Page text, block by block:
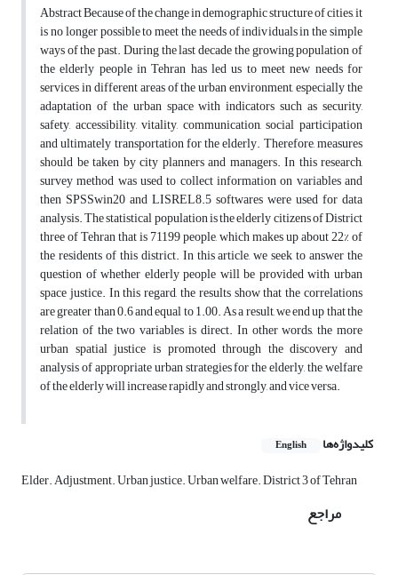
Abstract Because of the change in demographic structure of cities, it
is no longer possible to meet the needs of individuals in the simple
ways of the past. During the last decade the growing population of
the elderly people in Tehran has led us to meet new needs for
services in different areas of the urban environment, especially the
adaptation of the urban space with indicators such as security,
safety, accessibility, vitality, communication, social participation
and ultimately transportation for the elderly. Therefore, measures
should be taken by city planners and managers. In this research,
survey method was used to collect information on variables and
then SPSSwin20 and LISREL8.5 softwares were used for data
analysis. The statistical population is the elderly citizens of District
three of Tehran that is 71199 people, which makes up about 22% of
the residents of this district. In this article, we seek to answer the
question of whether elderly people will be provided with urban
space justice. In this regard, the results show that the correlations
are greater than 0.6 and equal to 1.00. As a result, we end up that the
relation of the two variables is direct. In other words, the more
urban spatial justice is promoted through the discovery and
analysis of appropriate urban strategies for the elderly, the welfare
of the elderly will increase rapidly and strongly, and vice versa.
کلیدواژه‌ها English
Elder. Adjustment. Urban justice. Urban welfare. District 3 of Tehran
مراجع